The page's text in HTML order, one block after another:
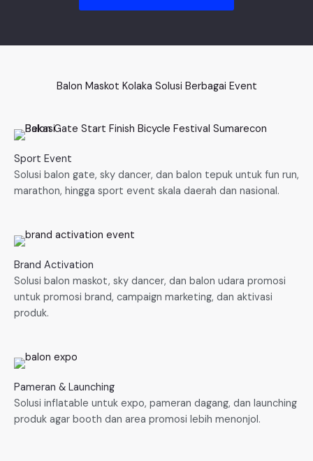
Balon Maskot Kolaka Solusi Berbagai Event
Sport Event
Solusi balon gate, sky dancer, dan balon tepuk untuk fun run,
marathon, hingga sport event skala daerah dan nasional.
Brand Activation
Solusi balon maskot, sky dancer, dan balon udara promosi
untuk promosi brand, campaign marketing, dan aktivasi
produk.
Pameran & Launching
Solusi inflatable untuk expo, pameran dagang, dan launching
produk agar booth dan area promosi lebih menonjol.